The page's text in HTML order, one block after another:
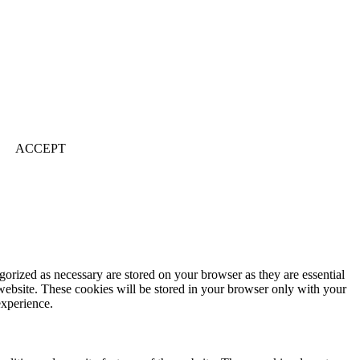
ACCEPT
as necessary are stored on your browser as they are essential
These cookies will be stored in your browser only with your